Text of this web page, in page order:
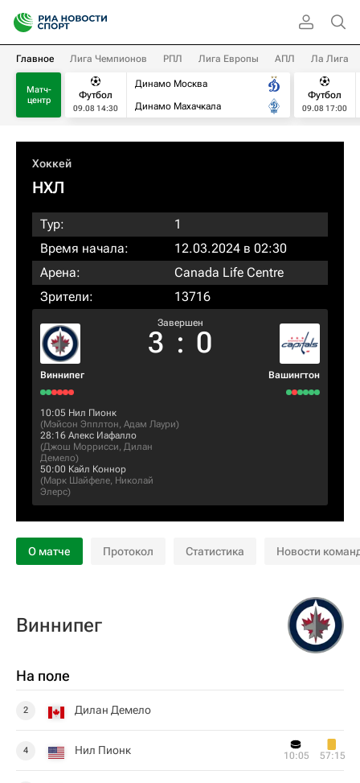
Главное Лига Чемпионов РПЛ Лига Европы АПЛ Ла Лига
Матч-
центр
Футбол
09.08 14:30
Динамо Москва
Динамо Махачкала
Футбол
09.08 17:00
Хоккей
НХЛ
Тур:
1
Время начала:
12.03.2024 в 02:30
Арена:
Canada Life Centre
Зрители:
13716
Виннипег
Завершен
3 : 0
Вашингтон
10:05 Нил Пионк
(Мэйсон Эпплтон, Адам Лаури)
28:16 Алекс Иафалло
(Джош Моррисси, Дилан
Демело)
50:00 Кайл Коннор
(Марк Шайфеле, Николай
Элерс)
О матче Протокол Статистика Новости
Виннипег
На поле
2 Дилан Демело
4 Нил Пионк 10:05 57:15